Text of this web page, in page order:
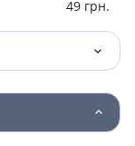
49 грн.
51 грн.
51.80 грн.